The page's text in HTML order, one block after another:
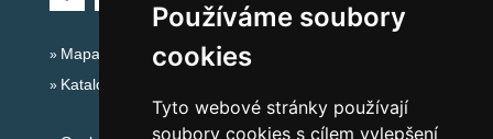
Používáme soubory
cookies
Tyto webové stránky používají
soubory cookies s cílem vylepšení
Mapa serveru Alpy - Rakousko
Katalog ubytování